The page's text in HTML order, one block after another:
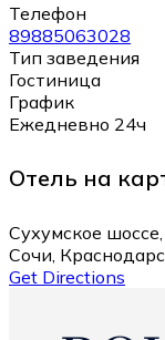
Телефон
89885063028
Тип заведения
Гостиница
График
Ежедневно 24ч
Отель на
Сухумское
Сочи,
Get Directions